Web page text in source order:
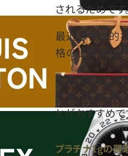
されるためです
最近は世界的
格の上昇傾向
取引の際は、「
どで、リアル
とがおすすめで
プラチナ1gの買